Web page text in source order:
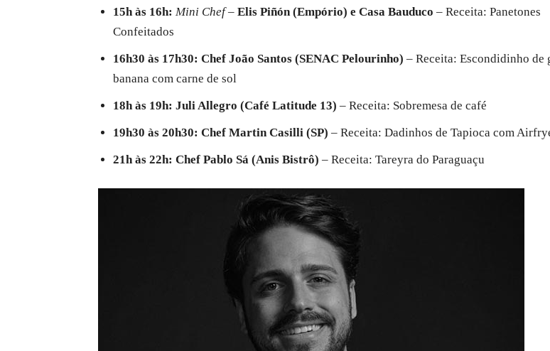
15h às 16h: Mini Chef– Elis Piñón (Empório) e Casa Bauduco – Receita: Panetones
Confeitados
16h30 às 17h30: Chef João Santos (SENAC Pelourinho) – Receita: Escondidinho de
banana com carne de sol
18h às 19h: Juli Allegro (Café Latitude 13) – Receita: Sobremesa de café
19h30 às 20h30: Chef Martin Casilli (SP) – Receita: Dadinhos de Tapioca com
21h às 22h: Chef Pablo Sá (Anis Bistrô) – Receita: Tareyra do Paraguaçu